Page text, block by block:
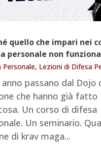
quello che impari nei
personale non
Personale, Lezioni di Difesa
anno passano dal Dojo
che hanno già fatto
Un corso di difesa
Un seminario.
di krav maga...